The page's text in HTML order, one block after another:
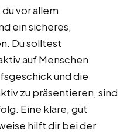
vor allem
ein sicheres,
Du solltest
auf Menschen
und die
zu präsentieren, sind
Eine klare, gut
hilft dir bei der